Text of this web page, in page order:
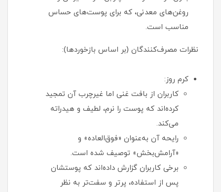
روغن‌های معدنی، که برای پوست‌های حساس
مناسب است.
نظرات مصرف‌کنندگان (بر اساس بازخوردها):
کرم روز:
کاربران از بافت غنی اما غیرچرب آن تمجید
کرده‌اند که پوست را نرم، لطیف و هیدراته
می‌کند.
رایحه آن به‌عنوان «فوق‌العاده» و
«آرامش‌بخش» توصیف شده است.
برخی کاربران گزارش داده‌اند که پوستشان
پس از استفاده، پرتر و سفت‌تر به نظر